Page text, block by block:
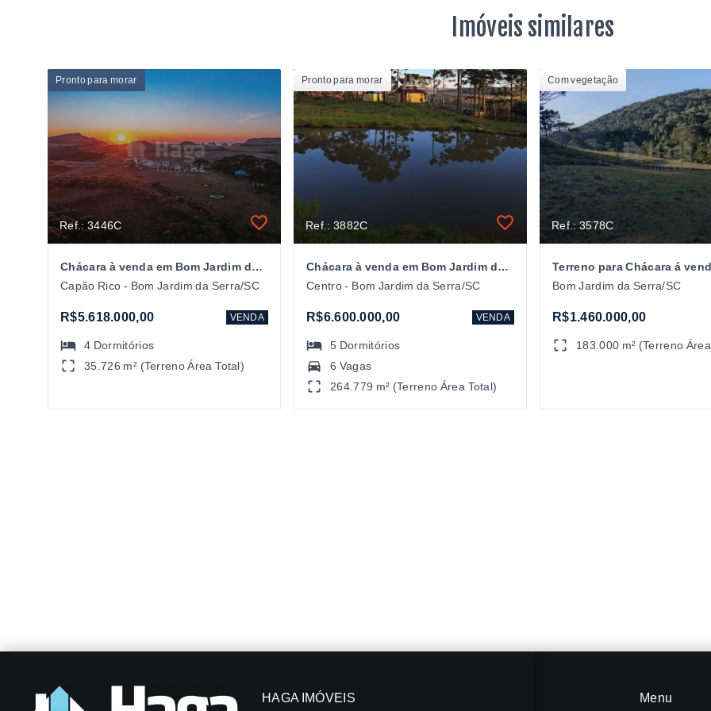
Imóveis similares
Pronto para morar
Ref.: 3446C
Chácara à venda em Bom Jardim da Serra/SC
Capão Rico - Bom Jardim da Serra/SC
R$5.618.000,00 VENDA
4 Dormitórios
35.726 m² (Terreno Área Total)
Pronto para morar
Ref.: 3882C
Chácara à venda em Bom Jardim da Serra
Centro - Bom Jardim da Serra/SC
R$6.600.000,00 VENDA
5 Dormitórios
6 Vagas
264.779 m² (Terreno Área Total)
Com vegetação
Ref.: 3578C
Bom Jardim da Serra/SC
R$1.460.000,00
183.000 m² (Terreno
Menu
HAGA IMÓVEIS